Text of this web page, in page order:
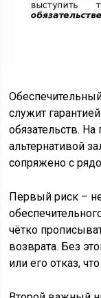
служит
обязательств. На
альтернативой
сопряжено с
Первый риск –
чётко
возврата. Без
или его отказ,